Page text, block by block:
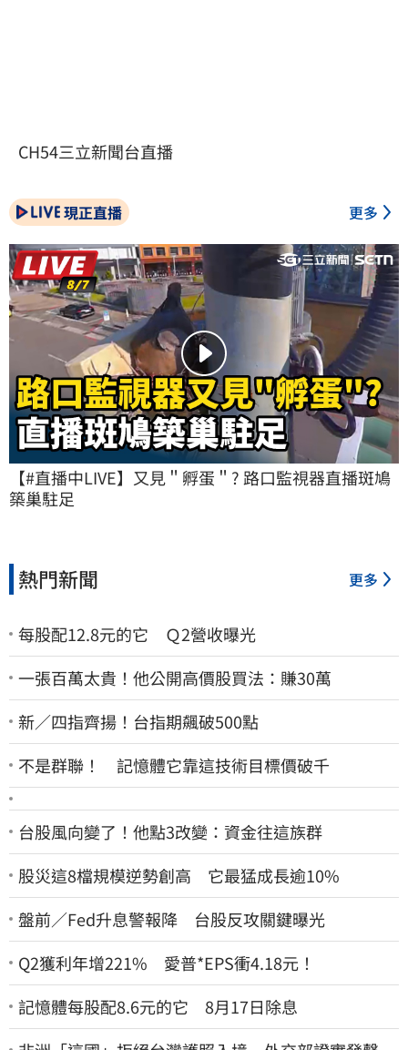
CH54三立新聞台直播
現正直播 更多
【#直播中LIVE】又見＂孵蛋＂? 路口監視器直播斑鳩
築巢駐足
熱門新聞 更多
每股配12.8元的它 Ｑ2營收曝光
一張百萬太貴！他公開高價股買法：賺30萬
新／四指齊揚！台指期飆破500點
不是群聯！ 記憶體它靠這技術目標價破千
台股風向變了！他點3改變：資金往這族群
股災這8檔規模逆勢創高 它最猛成長逾10%
盤前／Fed升息警報降 台股反攻關鍵曝光
Q2獲利年增221% 愛普*EPS衝4.18元！
記憶體每股配8.6元的它 8月17日除息